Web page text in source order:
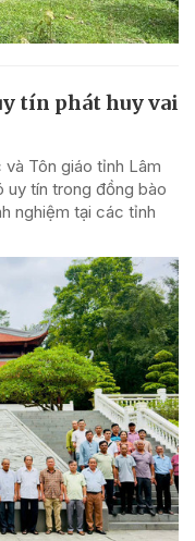
tín phát huy vai
Tôn giáo tỉnh Lâm
tín trong đồng bào
nghiệm tại các tỉnh